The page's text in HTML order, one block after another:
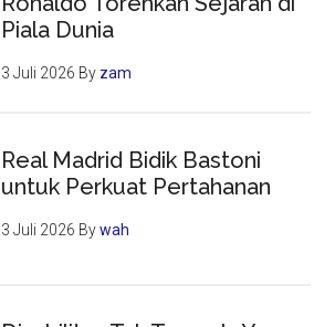
Piala Dunia
3 Juli 2026 By zam
Real Madrid Bidik Bastoni
untuk Perkuat Pertahanan
3 Juli 2026 Bywah